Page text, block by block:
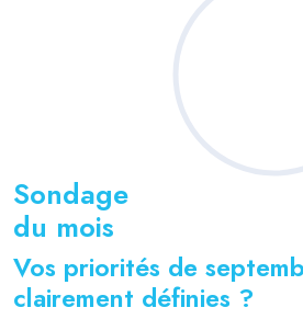
Sondage
du mois
Vos priorités de
clairement définies ?